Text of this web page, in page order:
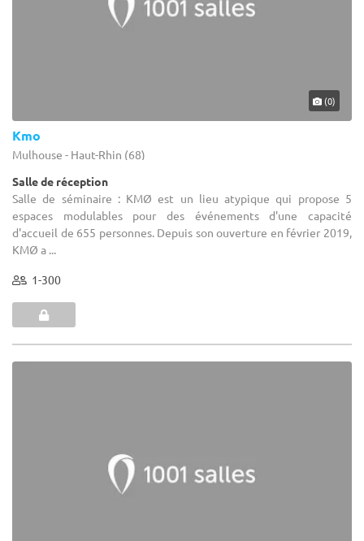
(0)
Kmo
Mulhouse - Haut-Rhin (68)
Salle de réception
Salle de séminaire : KMØ est un lieu atypique qui propose 5
espaces modulables pour des événements d'une capacité
d'accueil de 655 personnes. Depuis son ouverture en février 2019,
KMØ a ...
1-300